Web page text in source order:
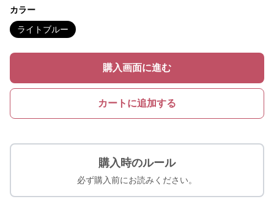
カラー
ライトブルー
購入画面に進む
カートに追加する
購入時のルール
必ず購入前にお読みください。